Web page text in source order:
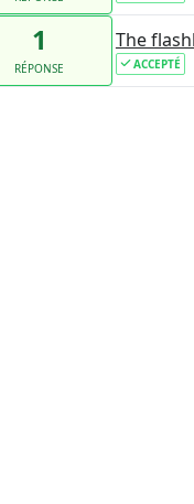
1
RÉPONSE
The
ACCEPTÉ